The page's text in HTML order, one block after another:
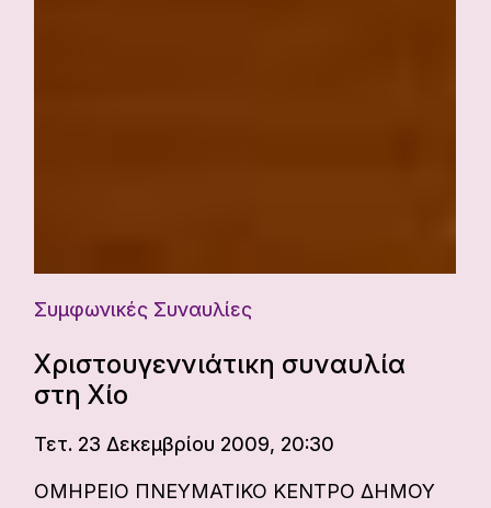
Συμφωνικές Συναυλίες
Χριστουγεννιάτικη συναυλία
στη Χίο
Τετ. 23 Δεκεμβρίου 2009, 20:30
ΟΜΗΡΕΙΟ ΠΝΕΥΜΑΤΙΚΟ ΚΕΝΤΡΟ ΔΗΜΟΥ